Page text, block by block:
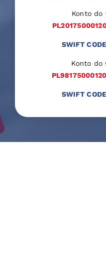
Konto do
SWIFT
Konto do
SWIFT